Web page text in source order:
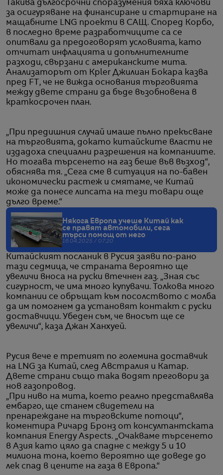
Такива дългосрочни споразумения бяха ключови
за осигуряване на финансиране и стартиране на
мащабните LNG проекти в САЩ. Според Корбо,
в последно време разработчиците са се
опитвали да предоговорят условията, като
отчитат инфлацията и допълнителните
разходи, свързани с американските мита.
Анализаторът от Kpler Джилиан Бокара казва
пред FT, че не вижда основания търговията
между двете страни да бъде възобновена в
краткосрочен план.
„При предишния случай имаше пълно прекъсване
на търговията, докато китайските власти не
издадоха специални разрешения на компаниите.
Но тогава търсенето на газ беше във възход“,
обяснява тя. „Сега сме в ситуация на по-бавен
икономически растеж и смятаме, че Китай
може да понесе липсата на тези товари още
дълго време.“
Някога Европа учеше Китай как
се правят автомобили, сега
търси помощ от него
16.04.2025 / 07:20
Китайският посланик в Русия заяви по-рано
тази седмица, че страната вероятно ще
увеличи вноса на руски втечнен газ. „Зная със
сигурност, че има много купувачи. Толкова много
компании се обръщат към посолството с молба
да им помогнем да установят контакт с руски
доставчици. Убеден съм, че вносът ще се
увеличи“, каза Джан Ханхуей.
Русия вече е третият по големина доставчик
на LNG за Китай, след Австралия и Катар.
Двете страни също така водят преговори за
нов газопровод.
„При ниво на мита, което реално представлява
ембарго, ще станем свидетели на
пренареждане на търговските потоци“,
коментира Ричард Бронз от консултантската
компания Energy Aspects. „Очакваме търсенето
в Азия като цяло да спадне с между 5 и 10
милиона тона, което вероятно ще доведе до
лек спад в цените на газа в Европа.“